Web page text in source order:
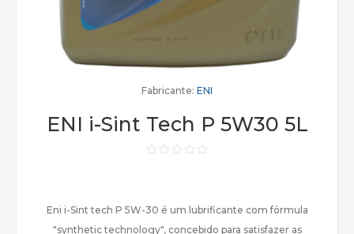
Fabricante: ENI
ENI i-Sint Tech P 5W30 5L
Eni i-Sint tech P 5W-30 é um lubrificante com fórmula
"synthetic technology", concebido para satisfazer as